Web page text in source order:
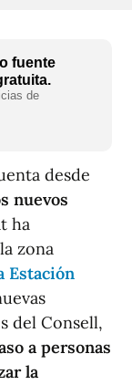
fuente
de
desde
nuevos
ha
zona
Estación
del Consell,
a personas
la